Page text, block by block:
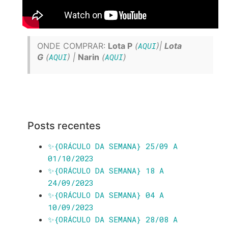
ONDE COMPRAR: Lota P (AQUI)| Lota
G (AQUI) | Narin (AQUI)
Posts recentes
✨️{ORÁCULO DA SEMANA} 25/09 A
01/10/2023
✨️{ORÁCULO DA SEMANA} 18 A
24/09/2023
✨️{ORÁCULO DA SEMANA} 04 A
10/09/2023
✨️{ORÁCULO DA SEMANA} 28/08 A